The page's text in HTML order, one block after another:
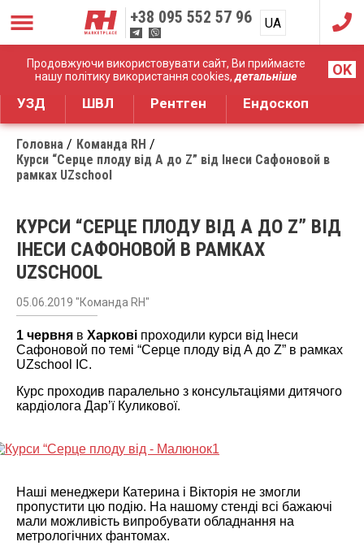
Продовжуючи використовувати сайт, Ви приймаєте
нашу політику використання cookies,детальніше OK
+38 095 552 57 96 UA
RU
Дистрибуція медичного обладнання
УЗД ШВЛ Рентген Ендоскоп
Головна
Команда RH
Курси “Серце плоду від A до Z” від Інеси Сафоновой в
рамках UZschool
КУРСИ “СЕРЦЕ ПЛОДУ ВІД A ДО Z” ВІД
ІНЕСИ САФОНОВОЙ В РАМКАХ
UZSCHOOL
05.06.2019 "Команда RH"
1 червня в Харкові проходили курси від Інеси
Сафоновой по темі “Серце плоду від А до Z” в рамках
UZschool ІС.
Курс проходив паралельно з консультаціями дитячого
кардіолога Дар’ї Куликової.
Наші менеджери Катерина і Вікторія не змогли
пропустити цю подію. На нашому стенді всі бажаючі
мали можливість випробувати обладнання на
метрологічних фантомах.